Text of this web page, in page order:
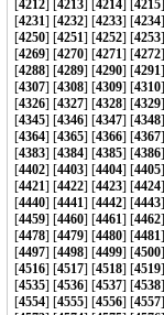
[4212] [4213] [4214] [4215
[4231] [4232] [4233] [4234
[4250] [4251] [4252] [4253
[4269] [4270] [4271] [4272
[4288] [4289] [4290] [4291
[4307] [4308] [4309] [4310
[4326] [4327] [4328] [4329
[4345] [4346] [4347] [4348
[4364] [4365] [4366] [4367
[4383] [4384] [4385] [4386
[4402] [4403] [4404] [4405
[4421] [4422] [4423] [4424
[4440] [4441] [4442] [4443
[4459] [4460] [4461] [4462
[4478] [4479] [4480] [4481
[4497] [4498] [4499] [4500
[4516] [4517] [4518] [4519
[4535] [4536] [4537] [4538
[4554] [4555] [4556] [4557